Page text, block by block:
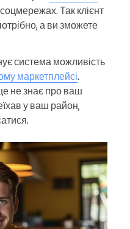
Так клієнт
а ви зможете
система можливість
маркетплейсі.
не знає про ваш
у ваш район,